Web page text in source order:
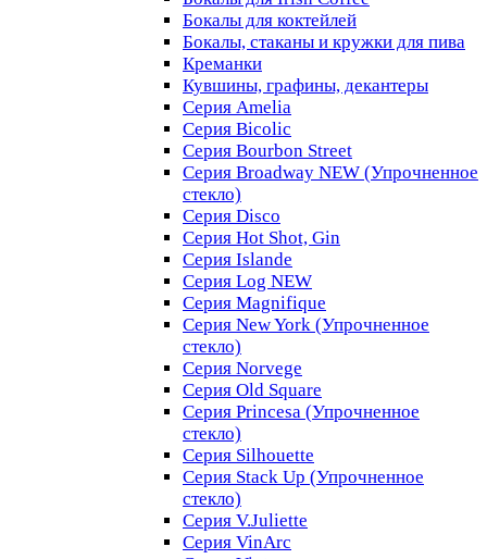
Бокалы для коктейлей
Бокалы, стаканы и кружки для пива
Креманки
Кувшины, графины, декантеры
Серия Amelia
Серия Bicolic
Серия Bourbon Street
Серия Broadway NEW (Упрочненное
стекло)
Серия Disco
Серия Hot Shot, Gin
Серия Islande
Серия Log NEW
Серия Magnifique
Серия New York (Упрочненное
стекло)
Серия Norvege
Серия Old Square
Серия Princesa (Упрочненное
стекло)
Серия Silhouette
Серия Stack Up (Упрочненное
стекло)
Серия V.Juliette
Серия VinArc